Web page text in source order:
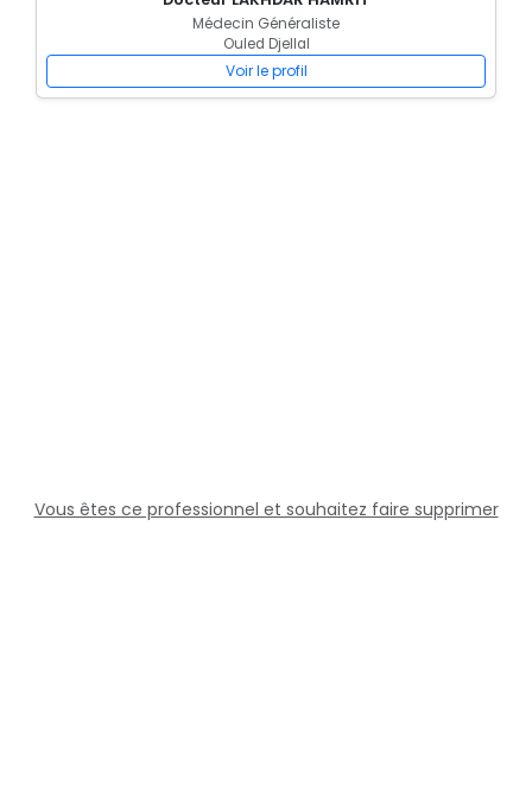
Médecin Généraliste
Ouled Djellal
Voir le profil
Vous êtes ce professionnel et souhaitez faire supprimer